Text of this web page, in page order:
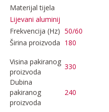
Materijal tijela
Lijevani aluminij
Frekvencija (Hz) 50/60
Širina proizvoda 180
Visina pakiranog
proizvoda
330
Dubina
pakiranog
proizvoda
240